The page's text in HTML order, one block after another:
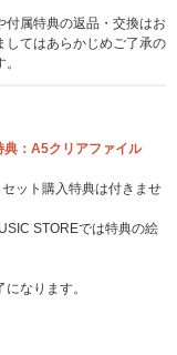
付属特典の返品・交換はお
してはあらかじめご了承の
：A5クリアファイル
ット購入特典は付きませ
STOREでは特典の絵
なります。